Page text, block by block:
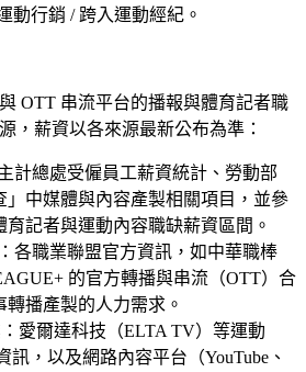
動行銷 / 跨入運動經紀 。
OTT 串流平台的播報與體育記者職
，薪資以各來源最新公布為準：
計總處受僱員工薪資統計、勞動部
」中媒體與內容產製相關項目，並參
育記者與運動內容職缺薪資區間。
：各職業聯盟官方資訊，如中華職棒
的官方轉播與串流（OTT）合
播產製的人力需求。
：愛爾達科技（ELTA TV）等運動
訊，以及網路內容平台（YouTube、